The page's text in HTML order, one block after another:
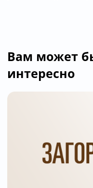
Вам может
интересно